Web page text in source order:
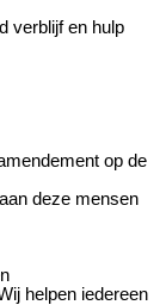
verblijf en hulp
op de
deze mensen
helpen iedereen